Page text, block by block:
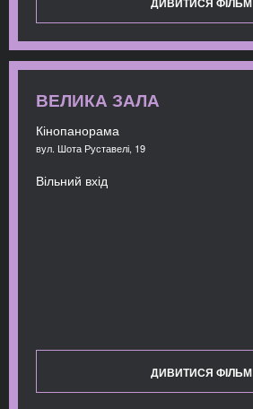
ВЕЛИКА ЗАЛА
Кінопанорама
вул. Шота Руставелі, 19
Вільний вхід
ДИВИТИСЯ ФІЛЬМ